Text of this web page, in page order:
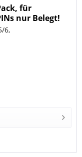
für
nur Belegt!
6,